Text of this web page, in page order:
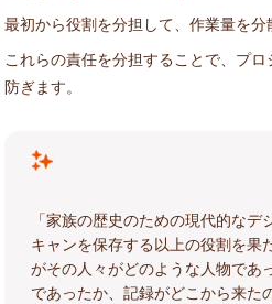
最初から役割を分担して、作業量を分
これらの責任を分担することで、プ
防ぎます。
「家族の歴史のための現代的な
キャンを保存する以上の役割を果
がその人々がどのような人物であ
であったか、記録がどこから来た